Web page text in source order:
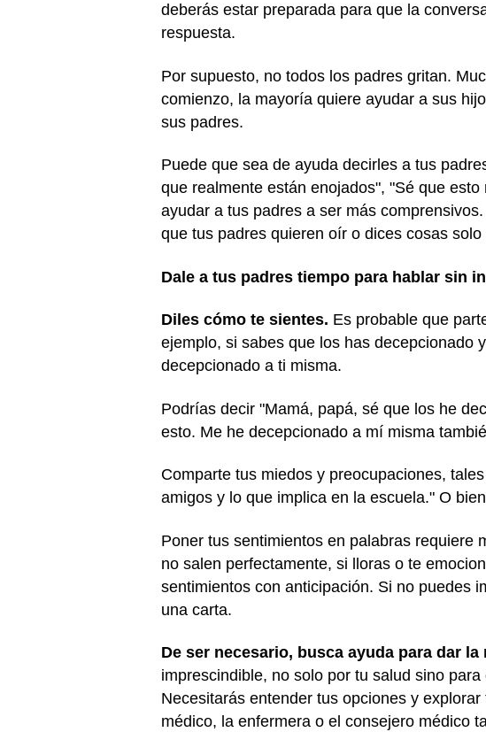
deberás estar preparada para que la
respuesta.
Por supuesto, no todos los padres gritan.
comienzo, la mayoría quiere ayudar a sus
sus padres.
Puede que sea de ayuda decirles a tus
que realmente están enojados", "Sé que
ayudar a tus padres a ser más
que tus padres quieren oír o dices cosas
Dale a tus padres tiempo para hablar sin
Diles cómo te sientes. Es probable que
ejemplo, si sabes que los has decepcionado
decepcionado a ti misma.
Podrías decir "Mamá, papá, sé que los he
esto. Me he decepcionado a mí misma
Comparte tus miedos y preocupaciones,
amigos y lo que implica en la escuela." O
Poner tus sentimientos en palabras requiere
no salen perfectamente, si lloras o te
sentimientos con anticipación. Si no puedes
una carta.
De ser necesario, busca ayuda para dar la
imprescindible, no solo por tu salud sino
Necesitarás entender tus opciones y
médico, la enfermera o el consejero médico